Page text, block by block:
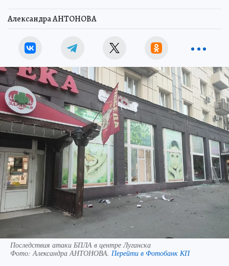
Александра АНТОНОВА
Последствия атаки БПЛА в центре Луганска
Фото:Александра АНТОНОВА. Перейти в Фотобанк КП